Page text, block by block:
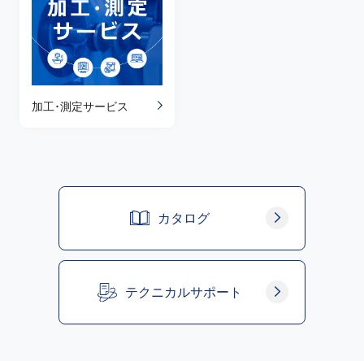
加工･測定サービス
カタログ
テクニカルサポート